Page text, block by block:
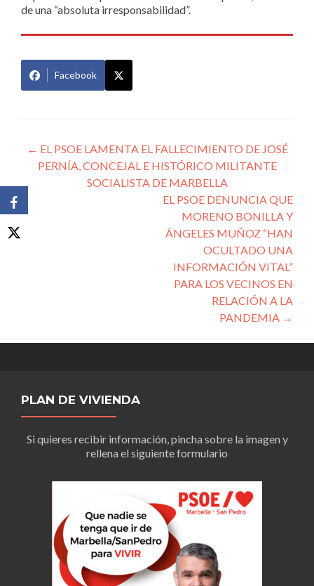
de una “absoluta irresponsabilidad”.
Facebook
Navegación
de
← EL PSOE LAMENTA EL FALLECIMIENTO DE JOSÉ
PERNÍA, CONCEJAL E HISTÓRICO MILITANTE
SOCIALISTA DE MARBELLA
EL PSOE DENUNCIA QUE
MORENO BONILLA Y
ÁNGELES MUÑOZ “HAN
OCULTADO UNA
INFORMACIÓN VITAL”
PARA LOS VECINOS EN
RELACIÓN A LA
PANDEMIA →
PLAN DE VIVIENDA
Si quieres recibir información, pincha sobre la imagen y
rellena el siguiente formulario